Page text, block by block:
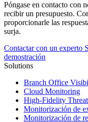
Póngase en contacto con
recibir un presupuesto.
proporcionarle las
surja.
Contactar con un experto
demostración
Solutions
Branch Office
Cloud Monitoring
High-Fidelity
Monitorización de
Monitorización de